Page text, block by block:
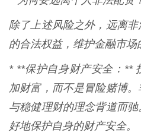
除了上述风险之外，远离
的合法权益，维护金融市场
* **保护自身财产安全：**
加财富，而不是冒险赌博。
与稳健理财的理念背道而
好地保护自身的财产安全。